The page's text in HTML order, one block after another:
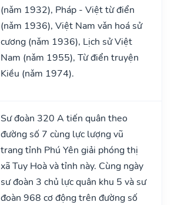
(nǎm 1932), Pháp - Việt từ điển
(nǎm 1936), Việt Nam vǎn hoá sử
cương (nǎm 1936), Lịch sử Việt
Nam (nǎm 1955), Từ điển truyện
Kiều (nǎm 1974).
Sư đoàn 320 A tiến quân theo
đường số 7 cùng lực lượng vũ
trang tỉnh Phú Yên giải phóng thị
xã Tuy Hoà và tỉnh này. Cùng ngày
sư đoàn 3 chủ lực quân khu 5 và sư
đoàn 968 cơ động trên đường số